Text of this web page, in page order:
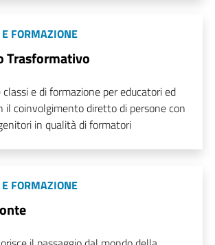
FORMAZIONE
Trasformativo
e di formazione per educatori ed
il coinvolgimento diretto di persone con
in qualità di formatori
FORMAZIONE